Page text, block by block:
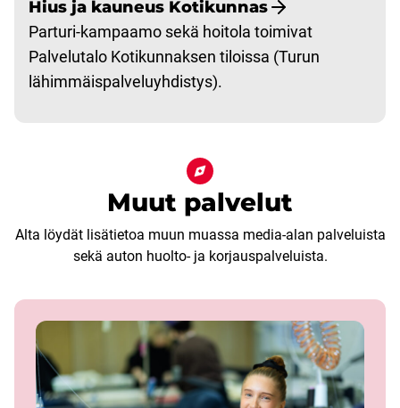
Hius ja kauneus Kotikunnas
Parturi-kampaamo sekä hoitola toimivat
Palvelutalo Kotikunnaksen tiloissa (Turun
lähimmäispalveluyhdistys).
Muut palvelut
Alta löydät lisätietoa muun muassa media-alan palveluista
sekä auton huolto- ja korjauspalveluista.